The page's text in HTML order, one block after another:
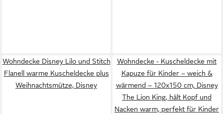
Wohndecke Disney Lilo und Stitch
Flanell warme Kuscheldecke plus
Weihnachtsmütze, Disney
Wohndecke - Kuscheldecke mit
Kapuze für Kinder – weich &
wärmend – 120x150 cm, Disney
The Lion King, hält Kopf und
Nacken warm, perfekt für Kinder